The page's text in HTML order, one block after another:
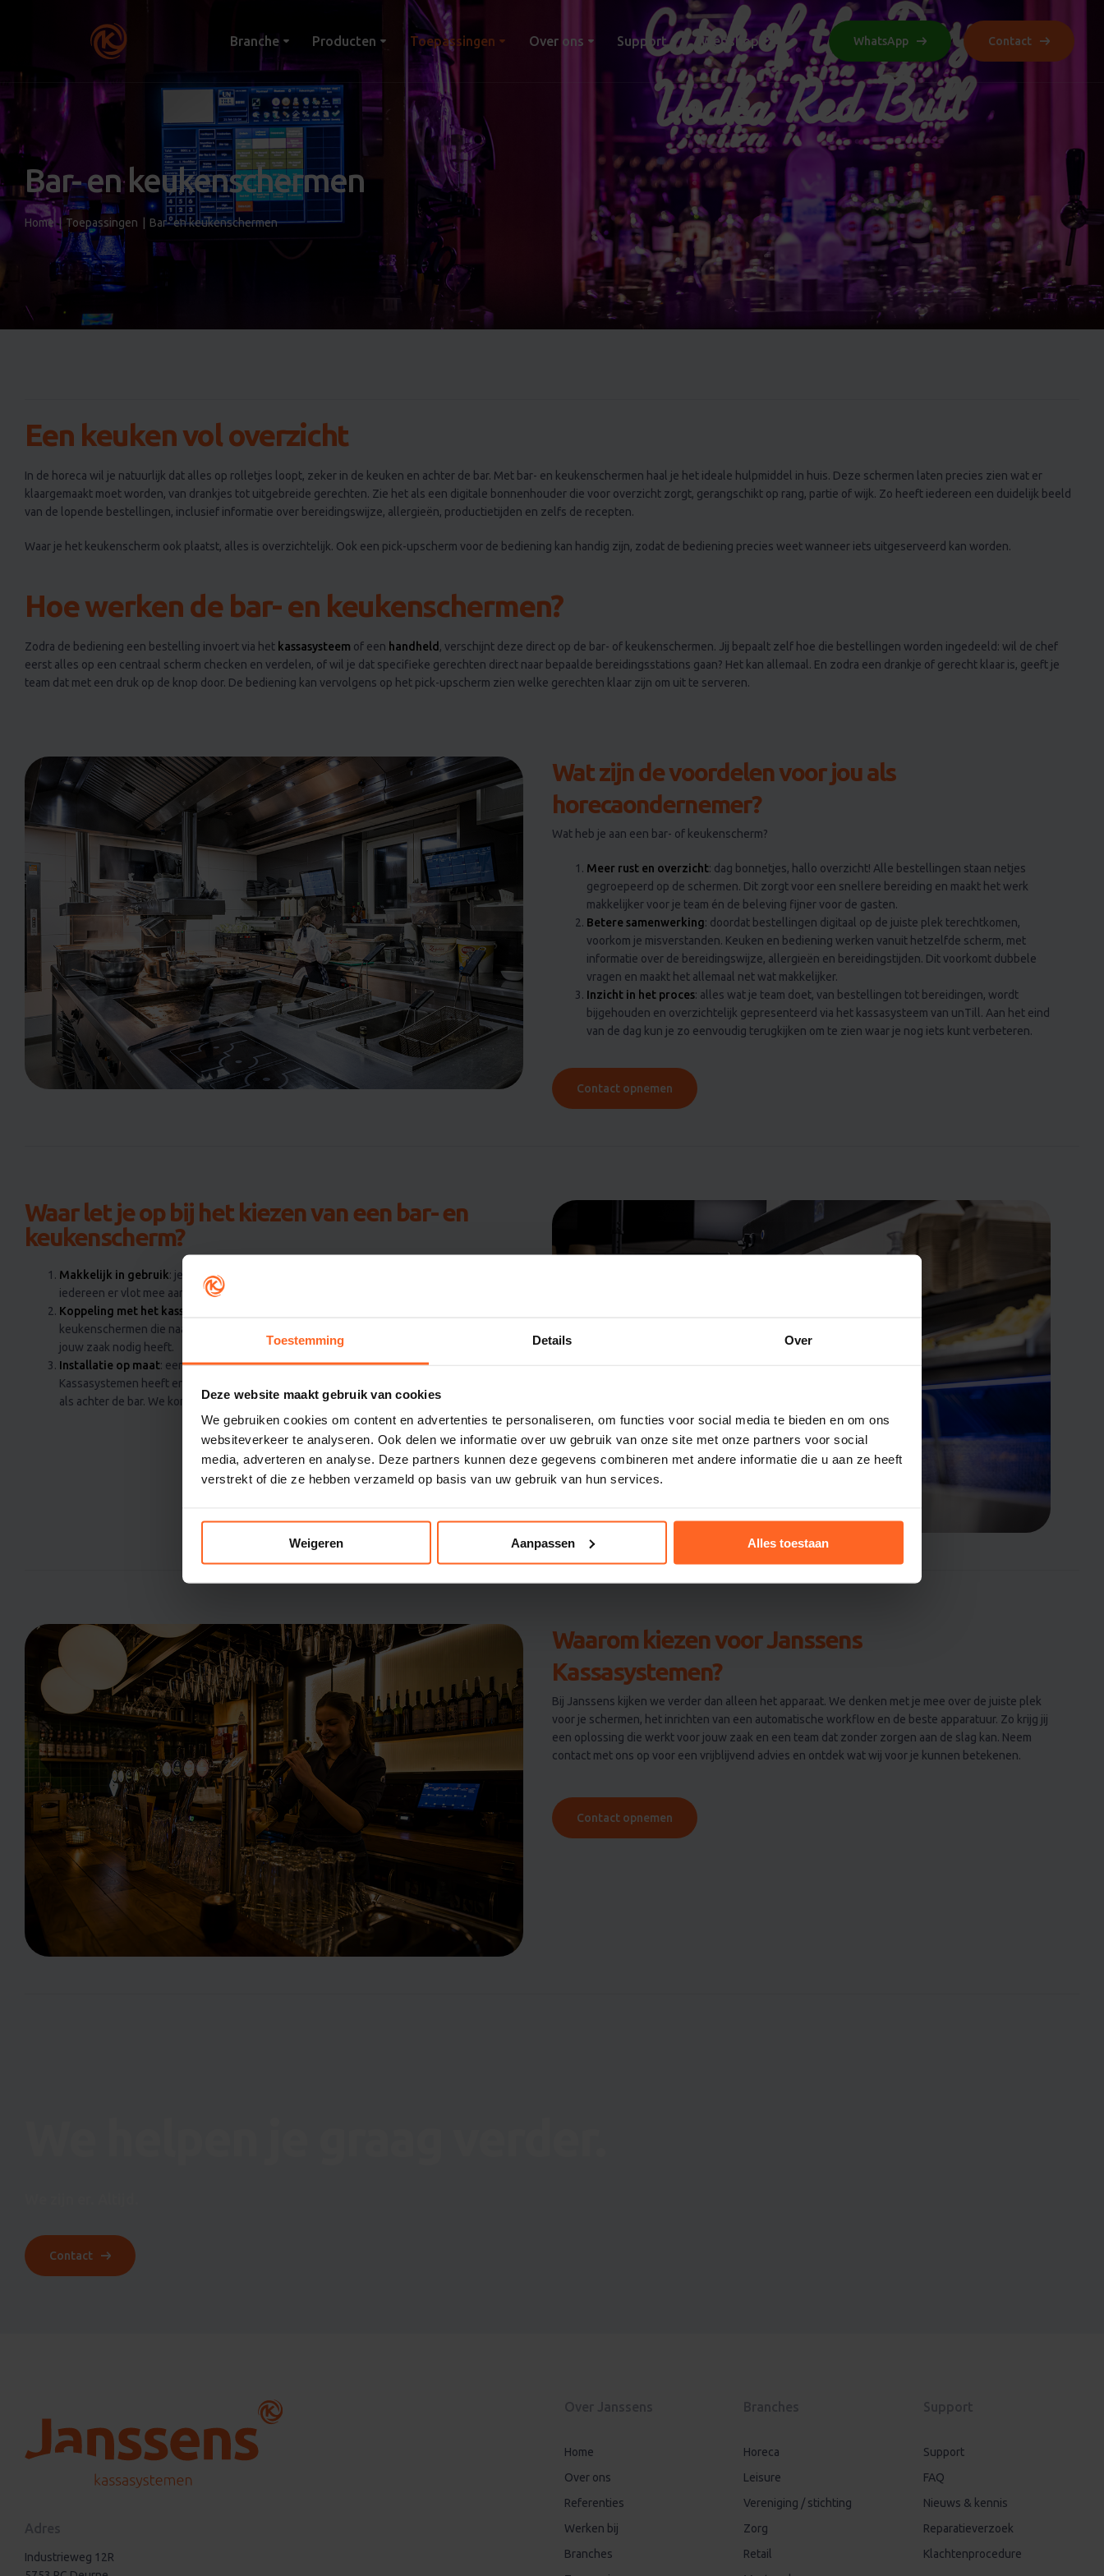
Toestemming Details Over
Deze website maakt gebruik van cookies
We gebruiken cookies om content en advertenties te personaliseren, om functies voor social media te bieden en om ons
websiteverkeer te analyseren. Ook delen we informatie over uw gebruik van onze site met onze partners voor social
media, adverteren en analyse. Deze partners kunnen deze gegevens combineren met andere informatie die u aan ze heeft
verstrekt of die ze hebben verzameld op basis van uw gebruik van hun services.
Weigeren Aanpassen Alles toestaan
Branche Producten Toepassingen Over ons Support Webshop WhatsApp Contact
Bar- en keukenschermen
Home | Toepassingen Bar- en keukenschermen
Een keuken vol overzicht
In de horeca wil je natuurlijk dat alles op rolletjes loopt, zeker in de keuken en achter de bar. Met bar- en keukenschermen haal je het ideale hulpmiddel in huis. Deze schermen laten precies zien wat er
klaargemaakt moet worden, van drankjes tot uitgebreide gerechten. Zie het als een digitale bonnenhouder die voor overzicht zorgt, gerangschikt op rang, partie of wijk. Zo heeft iedereen een duidelijk beeld
van de lopende bestellingen, inclusief informatie over bereidingswijze, allergieën, productietijden en zelfs de recepten.
Waar je het keukenscherm ook plaatst, alles is overzichtelijk. Ook een pick-upscherm voor de bediening kan handig zijn, zodat de bediening precies weet wanneer iets uitgeserveerd kan worden.
Hoe werken de bar- en keukenschermen?
Zodra de bediening een bestelling invoert via het kassasysteem of een handheld , verschijnt deze direct op de bar- of keukenschermen. Jij bepaalt zelf hoe die bestellingen worden ingedeeld: wil de chef
eerst alles op een centraal scherm checken en verdelen, of wil je dat specifieke gerechten direct naar bepaalde bereidingsstations gaan? Het kan allemaal. En zodra een drankje of gerecht klaar is, geeft je
team dat met een druk op de knop door. De bediening kan vervolgens op het pick-upscherm zien welke gerechten klaar zijn om uit te serveren.
Wat zijn de voordelen voor jou als
horecaondernemer?
Wat heb je aan een bar- of keukenscherm?
Meer rust en overzicht: dag bonnetjes, hallo overzicht! Alle bestellingen staan netjes
gegroepeerd op de schermen. Dit zorgt voor een snellere bereiding en maakt het werk
makkelijker voor je team én de beleving fijner voor de gasten.
Betere samenwerking: doordat bestellingen digitaal op de juiste plek terechtkomen,
voorkom je misverstanden. Keuken en bediening werken vanuit hetzelfde scherm, met
informatie over de bereidingswijze, allergieën en bereidingstijden. Dit voorkomt dubbele
vragen en maakt het allemaal net wat makkelijker.
Inzicht in het proces: alles wat je team doet, van bestellingen tot bereidingen, wordt
bijgehouden en overzichtelijk gepresenteerd via het kassasysteem van unTill. Aan het eind
van de dag kun je zo eenvoudig terugkijken om te zien waar je nog iets kunt verbeteren.
Contact opnemen
Waar let je op bij het kiezen van een bar- en
keukenscherm?
Makkelijk in gebruik: je wilt natuurlijk een scherm dat helder en overzichtelijk is, zodat
iedereen er vlot mee aan de slag kan.
Koppeling met het kassasysteem
keukenschermen die naadloos werken met het unTill kassasysteem, afgestemd op wat
jouw zaak nodig heeft.
Installatie op maat: een scherm op de juiste plek maakt het verschil. Janssens
Kassasystemen heeft ervaring met de ideale plaatsing van de techniek, zowel in de keuken
als achter de bar. We komen bij je langs om te kijken wat het beste past bij jullie werkwijze.
Waarom kiezen voor Janssens
Kassasystemen?
Bij Janssens kijken we verder dan alleen het apparaat. We denken met je mee over de juiste plek
voor je schermen, het inrichten van een automatische workflow en de beste apparatuur. Zo krijg jij
een oplossing die werkt voor jouw zaak en een team dat zonder zorgen aan de slag kan. Neem
contact met ons op voor een vrijblijvend advies en ontdek wat wij voor je kunnen betekenen.
Contact opnemen
Contact
Industrieweg 12R
Home
Over ons
Referenties
Werken bij
Branches
Horeca
Leisure
Vereniging / stichting
Zorg
Retail
Support
FAQ
Nieuws & kennis
Reparatieverzoek
Klachtenprocedure